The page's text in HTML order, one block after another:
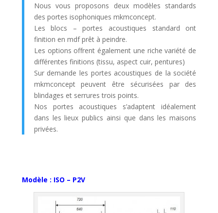
Nous vous proposons deux modèles standards
des portes isophoniques mkmconcept.
Les blocs – portes acoustiques standard ont
finition en mdf prêt à peindre.
Les options offrent également une riche variété de
différentes finitions (tissu, aspect cuir, pentures)
Sur demande les portes acoustiques de la société
mkmconcept peuvent être sécurisées par des
blindages et serrures trois points.
Nos portes acoustiques s’adaptent idéalement
dans les lieux publics ainsi que dans les maisons
privées.
Modèle : ISO – P2V